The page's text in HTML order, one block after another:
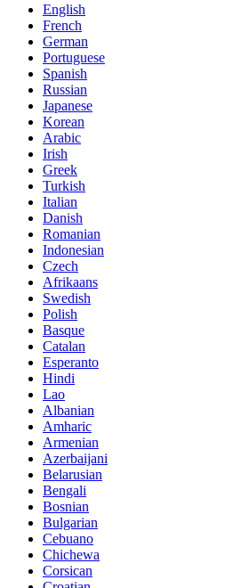
English
French
German
Portuguese
Spanish
Russian
Japanese
Korean
Arabic
Irish
Greek
Turkish
Italian
Danish
Romanian
Indonesian
Czech
Afrikaans
Swedish
Polish
Basque
Catalan
Esperanto
Hindi
Lao
Albanian
Amharic
Armenian
Azerbaijani
Belarusian
Bengali
Bosnian
Bulgarian
Cebuano
Chichewa
Corsican